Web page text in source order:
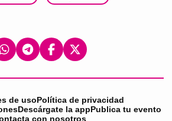
de usoPolítica de privacidad
Descárgate la appPublica tu evento
con nosotros